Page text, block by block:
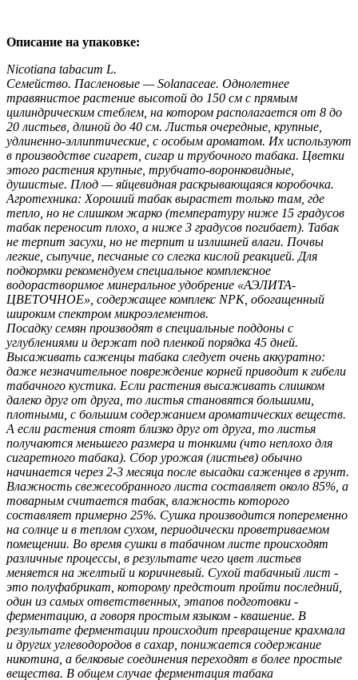
Описание на упаковке:
Nicotiana tabacum L.
Семейство. Пасленовые — Solanaceae. Однолетнее
травянистое растение высотой до 150 см с пря­мым
цилиндрическим стеблем, на котором располагается от 8 до
20 листьев, длиной до 40 см. Листья очередные, крупные,
удлиненно-эллиптические, с особым ароматом. Их используют
в производстве сигарет, сигар и трубочного табака. Цветки
это­го растения крупные, трубчато-воронковидные,
душистые. Плод — яйцевидная раскрывающаяся коробочка.
Агротехника: Хороший табак вырастет только там, где
тепло, но не слишком жарко (темпера­туру ниже 15 градусов
табак переносит плохо, а ниже 3 градусов погибает). Табак
не терпит за­сухи, но не терпит и излишней влаги. Почвы
легкие, сыпучие, песчаные со слегка кислой реак­цией. Для
подкормки рекомендуем специальное комплексное
водорастворимое минеральное удобрение «АЭЛИТА-
ЦВЕТОЧНОЕ», содержащее комплекс NРК, обогащенный
широким спект­ром микроэлементов.
Посадку семян производят в специальные поддоны с
углублениями и держат под пленкой порядка 45 дней.
Высаживать саженцы табака следует очень аккуратно:
даже незначительное повреждение кор­ней приводит к гибели
табачного кустика. Если растения высаживать слишком
далеко друг от друга, то листья становятся большими,
плотными, с большим содержанием ароматических веществ.
А если рас­тения стоят близко друг от друга, то листья
получаются меньшего размера и тонкими (что неплохо для
сигаретного табака). Сбор урожая (листьев) обычно
начинается через 2-3 месяца после высадки са­женцев в грунт.
Влажность свежесобранного листа составляет около 85%, а
товарным считается табак, влажность которого
составляет примерно 25%. Сушка производится попеременно
на солнце и в теп­лом сухом, периодически проветриваемом
помещении. Во время сушки в табачном листе происходят
различные процессы, в результате чего цвет листьев
меняется на желтый и коричневый. Сухой табач­ный лист -
это полуфабрикат, которому предстоит пройти последний,
один из самых ответственных, этапов подготовки -
ферментацию, а говоря простым языком - квашение. В
результате ферментации происходит превращение крахмала
и других углеводородов в сахар, понижается содержание
никоти­на, а белковые соединения переходят в более простые
вещества. В общем случае ферментация таба­ка